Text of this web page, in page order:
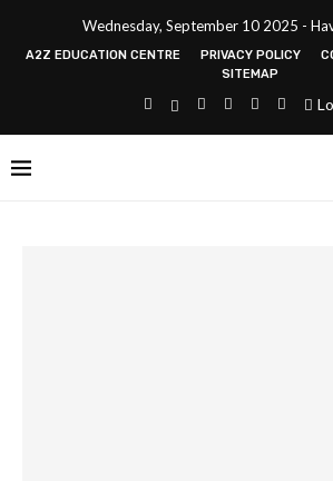
Wednesday, September 10 2025 -
A2Z EDUCATION CENTRE PRIVACY POLICY
SITEMAP